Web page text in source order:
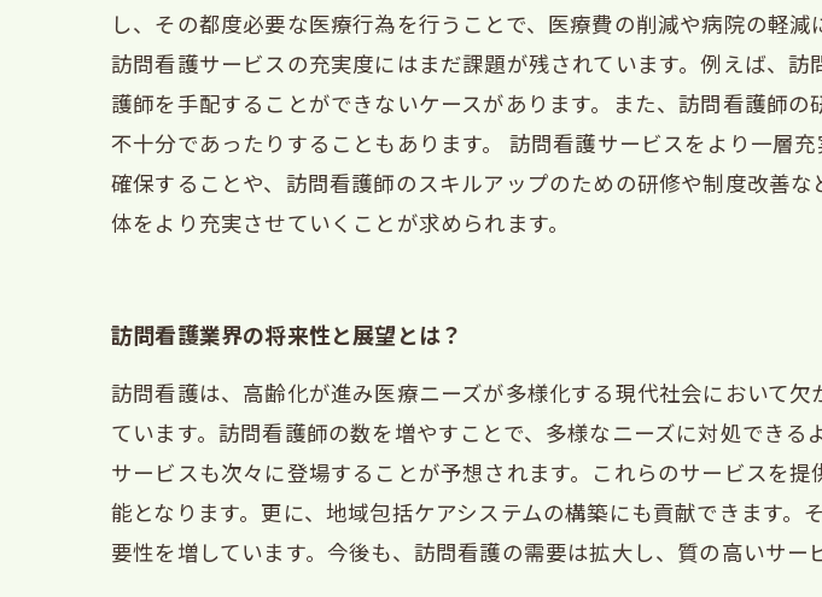
し、その都度必要な医療行為を行うことで、医療費の削減や病院の軽
訪問看護サービスの充実度にはまだ課題が残されています。例えば、
護師を手配することができないケースがあります。また、訪問看護師
不十分であったりすることもあります。 訪問看護サービスをより一層
確保することや、訪問看護師のスキルアップのための研修や制度改善
体をより充実させていくことが求められます。
訪問看護業界の将来性と展望とは？
訪問看護は、高齢化が進み医療ニーズが多様化する現代社会において
ています。訪問看護師の数を増やすことで、多様なニーズに対処でき
サービスも次々に登場することが予想されます。これらのサービスを
能となります。更に、地域包括ケアシステムの構築にも貢献できます
要性を増しています。今後も、訪問看護の需要は拡大し、質の高いサ